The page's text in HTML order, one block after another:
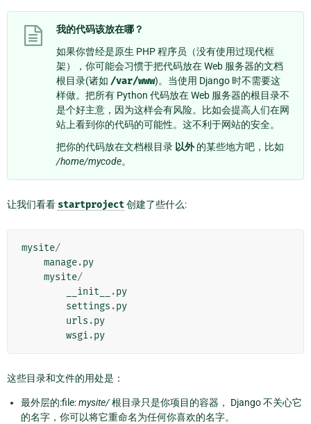
我的代码该放在哪？
如果你曾经是原生 PHP 程序员（没有使用过现代框
架），你可能会习惯于把代码放在 Web 服务器的文档
根目录(诸如 /var/www)。当使用 Django 时不需要这
样做。把所有 Python 代码放在 Web 服务器的根目录不
是个好主意，因为这样会有风险。比如会提高人们在网
站上看到你的代码的可能性。这不利于网站的安全。
把你的代码放在文档根目录 以外的某些地方吧，比如
/home/mycode。
让我们看看 startproject创建了些什么:
mysite/
manage.py
mysite/
__init__
.py
settings .py
urls .py
wsgi.py
这些目录和文件的用处是：
最外层的:file:mysite/根目录只是你项目的容器， Django 不关心它
的名字，你可以将它重命名为任何你喜欢的名字。